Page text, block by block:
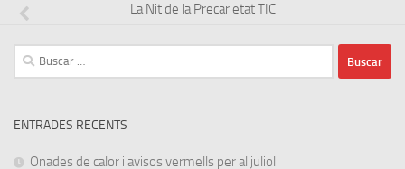
La Nit de la Precarietat TIC
Buscar:
ENTRADES RECENTS
Onades de calor i avisos vermells per al juliol